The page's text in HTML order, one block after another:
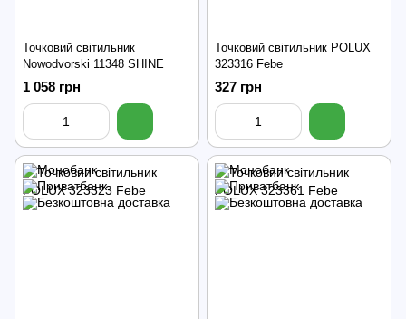
Точковий світильник
Nowodvorski 11348 SHINE
1 058 грн
Точковий світильник POLUX
323316 Febe
327 грн